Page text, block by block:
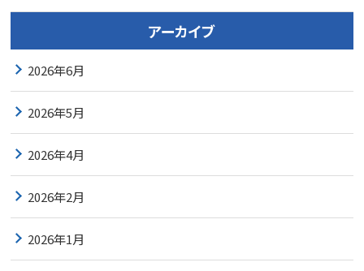
アーカイブ
2026年6月
2026年5月
2026年4月
2026年2月
2026年1月